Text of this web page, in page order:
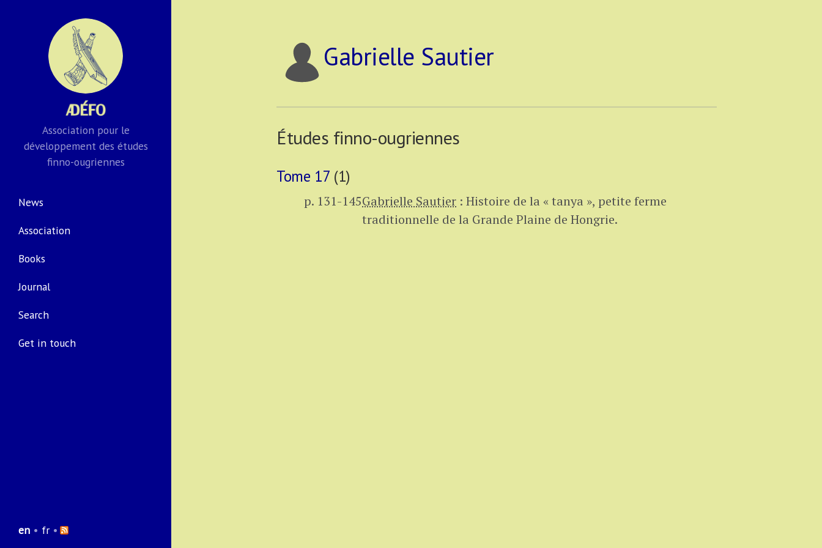
Association pour le
développement des études
finno-ougriennes
News
Association
Books
Journal
Search
Get in touch
en • fr •
Gabrielle Sautier
Études finno-ougriennes
Tome 17 (1)
p. 131-145Gabrielle Sautier : Histoire de la « tanya », petite ferme
traditionnelle de la Grande Plaine de Hongrie.